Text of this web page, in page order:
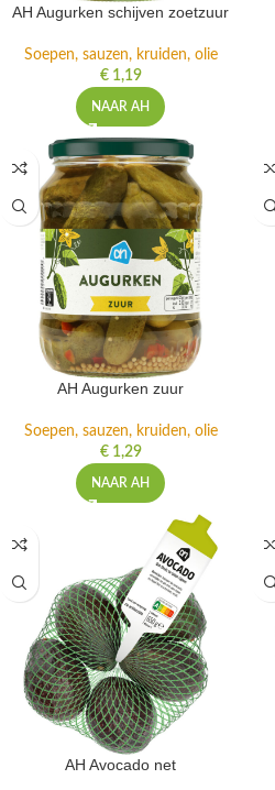
AH Augurken schijven zoetzuur
Soepen, sauzen, kruiden, olie
€1,19
NAAR AH
AH Augurken zuur
Soepen, sauzen, kruiden, olie
€1,29
NAAR AH
AH Avocado net